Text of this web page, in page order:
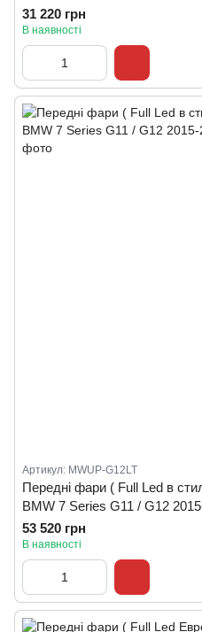
31 220 грн
В наявності
Артикул: MWUP-G12LT
Передні фари ( Full Led в
BMW 7 Series G11 / G12
53 520 грн
В наявності